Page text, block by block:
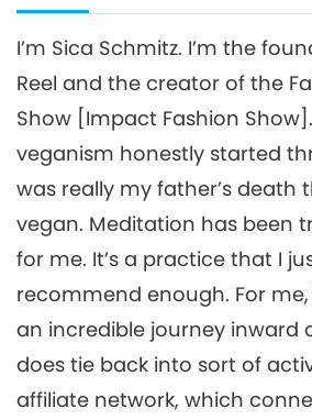
I’m Sica Schmitz. I’m the
Reel and the creator of the
Show [Impact Fashion
veganism honestly started
was really my father’s death
vegan. Meditation has been
for me. It’s a practice that I
recommend enough. For me,
an incredible journey inward
does tie back into sort of
affiliate network, which